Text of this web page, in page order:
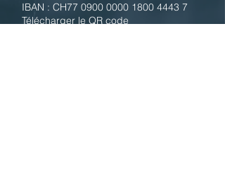
IBAN : CH77 0900 0000 1800 4443 7
Télécharger le QR code